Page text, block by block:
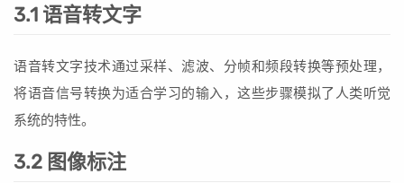
3.1 语音转文字
语音转文字技术通过采样、滤波、分帧和频段转换等预处理，
将语音信号转换为适合学习的输入，这些步骤模拟了人类听觉
系统的特性。
3.2 图像标注